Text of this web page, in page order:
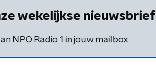
wekelijkse nieuwsbrief
NPO Radio 1 in jouw mailbox